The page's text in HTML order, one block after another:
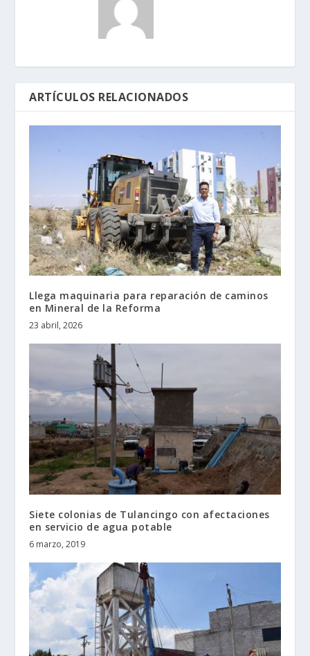
ARTÍCULOS RELACIONADOS
Llega maquinaria para reparación de caminos
en Mineral de la Reforma
23 abril, 2026
Siete colonias de Tulancingo con afectaciones
en servicio de agua potable
6 marzo, 2019